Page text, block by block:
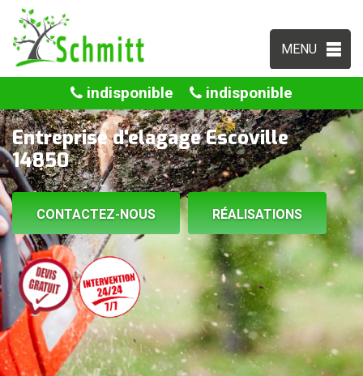
MENU
indisponible indisponible
Entreprise d'elagage Escoville
14850
CONTACTEZ-NOUS RÉALISATIONS